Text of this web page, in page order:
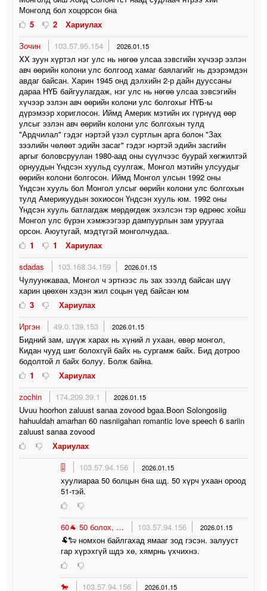
Монголд бол хоцорсон бна
5
2
Хариулах
Зочин
103.57.95.154 2026.01.15
XX зуун хүртэл нэг улс нь нөгөө улсаа зэвсгийн хүчээр эзлэн
авч өөрийн колони улс болгоод хамаг баялагийг нь дээрэмдэн
авдаг байсан. Харин 1945 онд дэлхийн 2-р дайн дууссаны
дараа НҮБ байгуулагдаж, нэг улс нь нөгөө улсаа зэвсэгийн
хүчээр эзлэн авч өөрийн колони улс болгохыг НҮБ-ы
дүрэмээр хориглосон. Иймд Америк мэтийн их гүрнүүд өөр
улсыг эзлэн авч өөрийн колони улс болгохын тулд
"Ардчилал" гэдэг нэртэй үзэл суртлын арга болон "Зах
зээлийн чөлөөт эдийн засаг" гэдэг нэртэй эдийн засгийн
аргыг боловсруулан 1980-аад оны сүүлчээс буурай хөгжилтэй
орнуудын Үндсэн хуульд суулгаж, Монгол мэтийн улсуудыг
өөрийн колони болгосон. Иймд Монгол улсын 1992 оны
Үндсэн хууль бол Монгол улсыг өөрийн колони улс болгохын
тулд Америкуудын зохиосон Үндсэн хууль юм. 1992 оны
Үндсэн хууль батлагдаж мөрдөгдөж эхэлсэн тэр өдрөөс хойш
Монгол улс бүрэн хэмжээгээр дампуурлын зам уруугаа
орсон. Аюутугай, мэдтүгэй монголчудаа.
1
1
Хариулах
sdadas
103.168.34.159 2026.01.15
Чулуунжаваа, Монгол ч эртнээс ль зах зээлд байсан шүү
харин цөөхөн хэдэн жил соцын үед байсан юм
3
Хариулах
Иргэн
49.0.139.153 2026.01.15
Бидний зам, шүүж харах нь хүний л ухаан, өвөр монгол,
Кидан чууд шиг болохгүй байх нь сургамж байх. Бид дотроо
бодолтой л байх болуу. Болж байна.
1
Хариулах
zochin
174.209.39.1 2026.01.15
Uvuu hoorhon zaluust sanaa zovood bgaa.Boon Solongosiig
hahuuldah amarhan 60 nasniigahan romantic love speech 6 sariin
zaluust sanaa zovood
Хариулах
🎚
103.57.94.156 2026.01.15
хуулиараа 50 болцын бна шд. 50 хүрч ухаан ороод
51-тэй.
60🐐 50 болох, … 103.57.94.156 2026.01.15
🐏🐑 номхон байлгахад ямааг зод гэсэн. залууст
гар хүрэхгүй шдэ хө, хямрнь үхчихнэ.
🐎 103.57.94.156 2026.01.15